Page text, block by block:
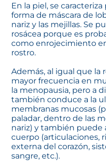
En la piel, se
forma de máscara de
nariz y las mejillas. Se
rosácea porque es
como enrojecimiento
rostro.
Además, al igual que la
mayor frecuencia en
la menopausia, pero a
también conduce a la
membranas mucosas
paladar, dentro de las
nariz) y también puede
cuerpo (articulaciones,
externa del corazón,
sangre, etc.).